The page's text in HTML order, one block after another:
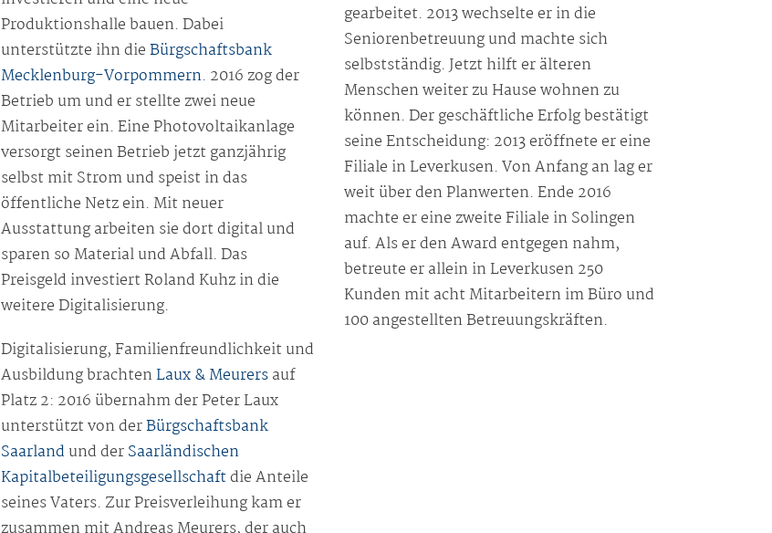
Produktionshalle bauen. Dabei
unterstützte ihn dieBürgschaftsbank
Mecklenburg-Vorpommern. 2016 zog der
Betrieb um und er stellte zwei neue
Mitarbeiter ein. Eine Photovoltaikanlage
versorgt seinen Betrieb jetzt ganzjährig
selbst mit Strom und speist in das
öffentliche Netz ein. Mit neuer
Ausstattung arbeiten sie dort digital und
sparen so Material und Abfall. Das
Preisgeld investiert Roland Kuhz in die
weitere Digitalisierung.
Digitalisierung, Familienfreundlichkeit und
Ausbildung brachtenLaux & Meurersauf
Platz 2: 2016 übernahm der Peter Laux
unterstützt von derBürgschaftsbank
Saarlandund derSaarländischen
Kapitalbeteiligungsgesellschaftdie Anteile
seines Vaters. Zur Preisverleihung kam er
gearbeitet. 2013 wechselte er in die
Seniorenbetreuung und machte sich
selbstständig. Jetzt hilft er älteren
Menschen weiter zu Hause wohnen zu
können. Der geschäftliche Erfolg bestätigt
seine Entscheidung: 2013 eröffnete er eine
Filiale in Leverkusen. Von Anfang an lag er
weit über den Planwerten. Ende 2016
machte er eine zweite Filiale in Solingen
auf. Als er den Award entgegen nahm,
betreute er allein in Leverkusen 250
Kunden mit acht Mitarbeitern im Büro und
100 angestellten Betreuungskräften.